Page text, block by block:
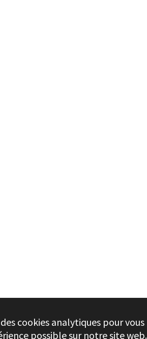
cookies analytiques pour
possible sur notre site